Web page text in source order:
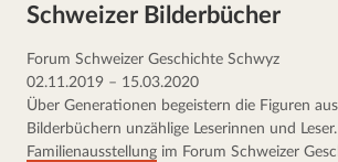
Schweizer Bilderbücher
Forum Schweizer Geschichte Schwyz
02.11.2019 – 15.03.2020
Über Generationen begeistern die Figuren
Familienausstellung im Forum Schweizer